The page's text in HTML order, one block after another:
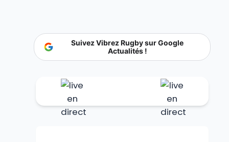
Suivez Vibrez Rugby sur Google
Actualités !